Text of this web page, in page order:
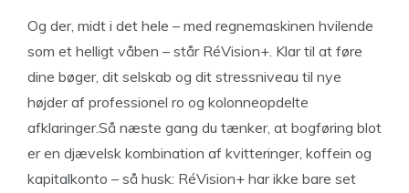
Og der, midt i det hele – med regnemaskinen hvilende
som et helligt våben – står RéVision+. Klar til at føre
dine bøger, dit selskab og dit stressniveau til nye
højder af professionel ro og kolonneopdelte
afklaringer.Så næste gang du tænker, at bogføring blot
er en djævelsk kombination af kvitteringer, koffein og
kapitalkonto – så husk: RéVision+ har ikke bare set